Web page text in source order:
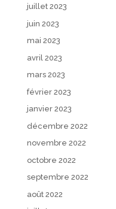
juillet 2023
juin 2023
mai 2023
avril 2023
mars 2023
février 2023
janvier 2023
décembre 2022
novembre 2022
octobre 2022
septembre 2022
août 2022